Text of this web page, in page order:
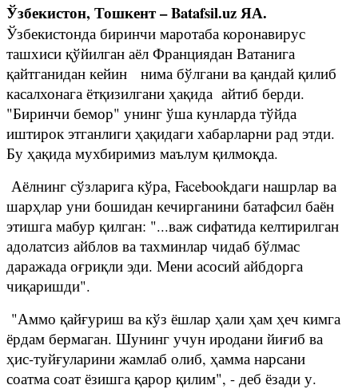
Ўзбекистон, Тошкент – Batafsil.uz ЯА.
Ўзбекистонда биринчи маротаба коронавирус
ташхиси қўйилган аёл Франциядан Ватанига
қайтганидан кейин нима бўлгани ва қандай қилиб
касалхонага ётқизилгани ҳақида айтиб берди.
"Биринчи бемор" унинг ўша кунларда тўйда
иштирок этганлиги ҳақидаги хабарларни рад этди.
Бу ҳақида мухбиримиз маълум қилмоқда.
Аёлнинг сўзларига кўра, Facebookдаги нашрлар ва
шарҳлар уни бошидан кечирганини батафсил баён
этишга мабур қилган: "...важ сифатида келтирилган
адолатсиз айблов ва тахминлар чидаб бўлмас
даражада оғриқли эди. Мени асосий айбдорга
чиқаришди".
"Аммо қайғуриш ва кўз ёшлар ҳали ҳам ҳеч кимга
ёрдам бермаган. Шунинг учун иродани йиғиб ва
ҳис-туйғуларини жамлаб олиб, ҳамма нарсани
соатма соат ёзишга қарор қилим", - деб ёзади у.